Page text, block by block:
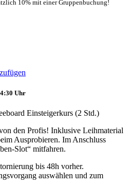
10% mit einer Gruppenbuchung!
Uhr
Einsteigerkurs (2 Std.)
den Profis! Inklusive Leihmaterial
Ausprobieren. Im Anschluss
Slot“ mitfahren.
bis 48h vorher.
auswählen und zum